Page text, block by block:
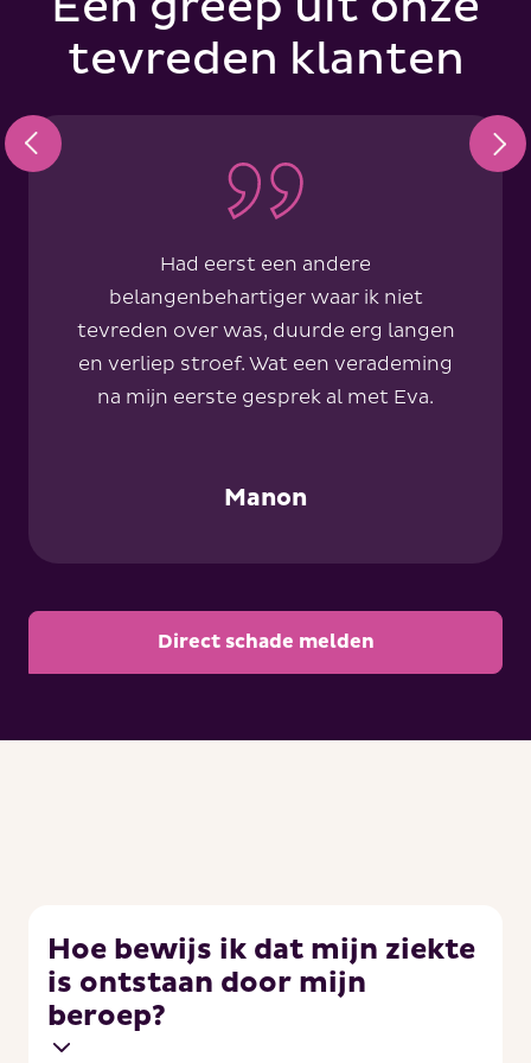
tevreden klanten
Had eerst een andere
belangenbehartiger waar ik niet
tevreden over was, duurde erg langen
en verliep stroef. Wat een verademing
na mijn eerste gesprek al met Eva.
Manon
Direct schade melden
Hoe bewijs ik dat mijn ziekte
is ontstaan door mijn
beroep?